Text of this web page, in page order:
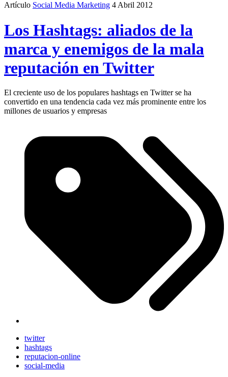
Artículo Social Media Marketing 4 Abril 2012
Los Hashtags: aliados de la
marca y enemigos de la mala
reputación en Twitter
El creciente uso de los populares hashtags en Twitter se ha
convertido en una tendencia cada vez más prominente entre los
millones de usuarios y empresas
twitter
hashtags
reputacion-online
social-media